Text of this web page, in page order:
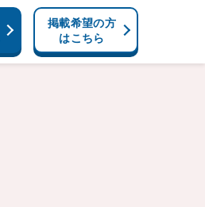
掲載希望の方
はこちら